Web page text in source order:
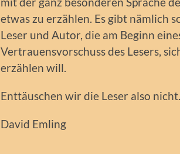
etwas zu erzählen. Es gibt nämlich
Leser und Autor, die am Beginn
Vertrauensvorschuss des Lesers,
erzählen will.
Enttäuschen wir die Leser also
David Emling